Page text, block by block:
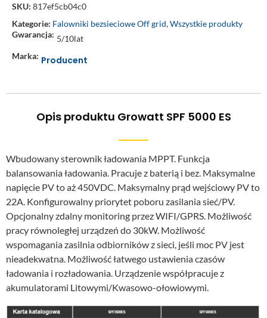
SKU: 817ef5cb04c0
Kategorie: Falowniki bezsieciowe Off grid,Wszystkie produkty
Gwarancja: 5/10lat
Marka: Producent
Opis produktu Growatt SPF 5000 ES
Wbudowany sterownik ładowania MPPT. Funkcja
balansowania ładowania. Pracuje z baterią i bez. Maksymalne
napięcie PV to aż 450VDC. Maksymalny prąd wejściowy PV to
22A. Konfigurowalny priorytet poboru zasilania sieć/PV.
Opcjonalny zdalny monitoring przez WIFI/GPRS. Możliwość
pracy równoległej urządzeń do 30kW. Możliwość
wspomagania zasilnia odbiorników z sieci, jeśli moc PV jest
nieadekwatna. Możliwość łatwego ustawienia czasów
ładowania i rozładowania. Urządzenie współpracuje z
akumulatorami Litowymi/Kwasowo-ołowiowymi.